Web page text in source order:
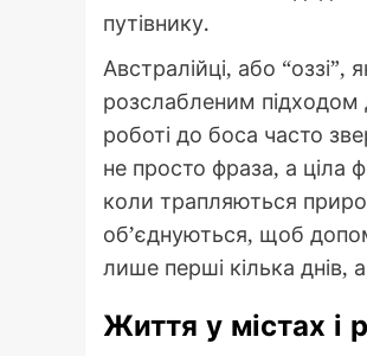
путівнику.
Австралійці, або
розслабленим підходом
роботі до боса часто
не просто фраза, а ціла
коли трапляються
об’єднуються, щоб
лише перші кілька днів,
Життя у містах і